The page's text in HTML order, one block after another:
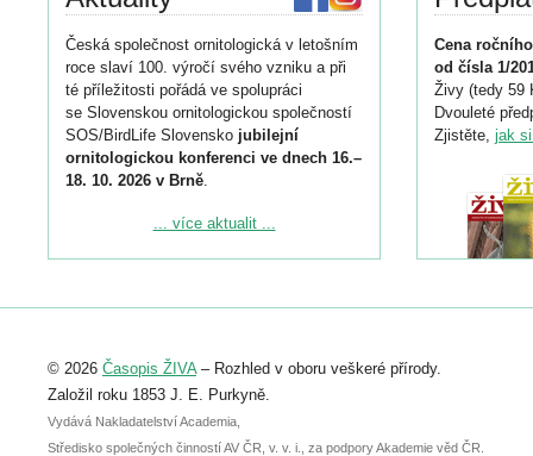
Česká společnost ornitologická v letošním
roce slaví 100. výročí svého vzniku a při
té příležitosti pořádá ve spolupráci
se Slovenskou ornitologickou společností
SOS/BirdLife Slovensko jubilejní
ornitologickou konferenci ve dnech 16.–
18. 10. 2026 v Brně.
Podrobnější informace ke konferenci
Registrovat se můžete do 6. září.
abstraktu přihlášené přednášky nebo
posteru je už 30. června.
... více aktualit ...
Cena
od čísla 1/
Živy (tedy 59
Dvouleté
Zjistěte, jak
© 2026 Časopis ŽIVA– Rozhled v oboru veškeré přírody.
Založil roku 1853 J. E. Purkyně.
Vydává Nakladatelství Academia,
Středisko společných činností AV ČR, v. v. i., za podpory Akademie věd ČR.